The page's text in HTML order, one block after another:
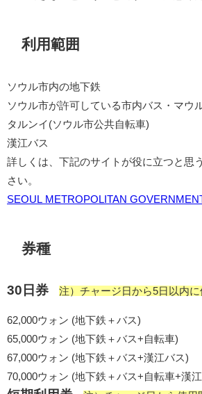
利用範囲
ソウル市内の地下鉄
ソウル市が許可している市内バス・マウ
タルンイ(ソウル市公共自転車)
漢江バス
詳しくは、下記のサイトが役に立つと思
さい。
SEOUL METROPOLITAN
券種
30日券 注）チャージ日から5日以内
62,000ウォン (地下鉄＋バス)
65,000ウォン (地下鉄＋バス+自転車)
67,000ウォン (地下鉄＋バス+漢江バス)
70,000ウォン (地下鉄＋バス+自転車+漢